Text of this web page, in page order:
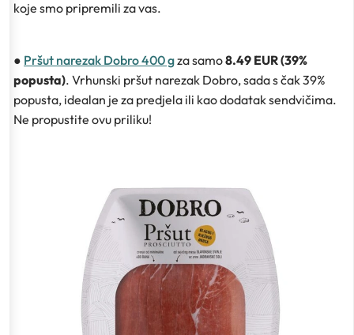
koje smo pripremili za vas.
● Pršut narezak Dobro 400 gza samo8.49 EUR (39%
popusta). Vrhunski pršut narezak Dobro, sada s čak 39%
popusta, idealan je za predjela ili kao dodatak sendvičima.
Ne propustite ovu priliku!